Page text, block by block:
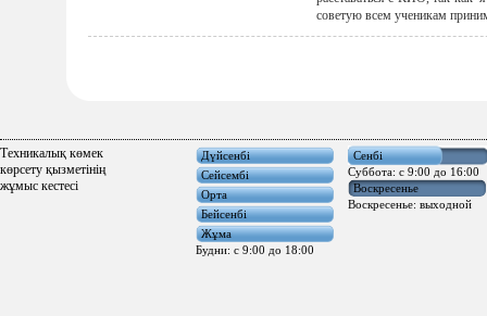
советую всем ученикам
Техникалық көмек
көрсету қызметінің
жұмыс кестесі
Дүйсенбi
Сейсембi
Орта
Бейсенбi
Жұма
Будни: с 9:00 до 18:00
Сенбі
Суббота: с 9:00 до 16:00
Воскресенье
Воскресенье: выходной